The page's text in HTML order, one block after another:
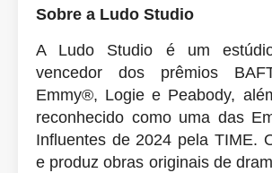
Sobre a Ludo Studio
A Ludo Studio é um
vencedor dos prêmios
Emmy®, Logie e Peabody,
reconhecido como uma das
Influentes de 2024 pela TIME.
e produz obras originais de